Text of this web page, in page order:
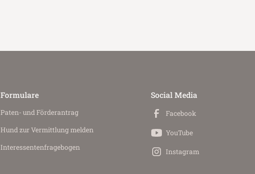
Formulare
Paten- und Förderantrag
Hund zur Vermittlung melden
Interessenten­fragebogen
Social Media
Facebook
YouTube
Instagram